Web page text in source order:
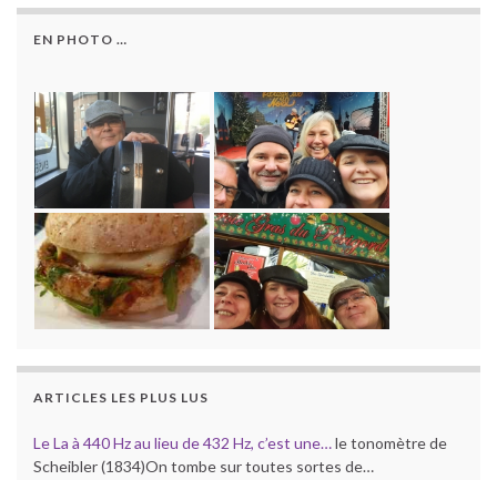
EN PHOTO …
ARTICLES LES PLUS LUS
Le La à 440 Hz au lieu de 432 Hz, c’est une…le tonomètre de
Scheibler (1834)On tombe sur toutes sortes de…